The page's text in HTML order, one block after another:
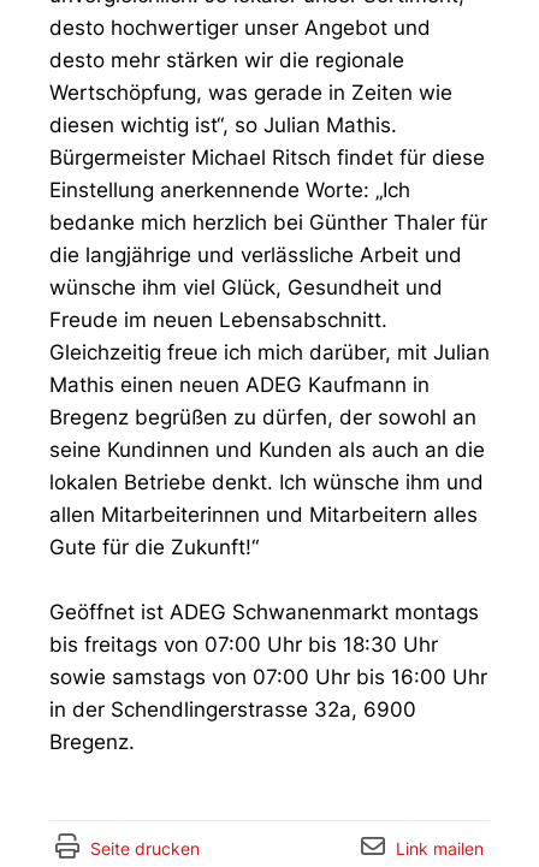
desto hochwertiger unser Angebot und
desto mehr stärken wir die regionale
Wertschöpfung, was gerade in Zeiten wie
diesen wichtig ist“, so Julian Mathis.
Bürgermeister Michael Ritsch findet für diese
Einstellung anerkennende Worte: „Ich
bedanke mich herzlich bei Günther Thaler für
die langjährige und verlässliche Arbeit und
wünsche ihm viel Glück, Gesundheit und
Freude im neuen Lebensabschnitt.
Gleichzeitig freue ich mich darüber, mit Julian
Mathis einen neuen ADEG Kaufmann in
Bregenz begrüßen zu dürfen, der sowohl an
seine Kundinnen und Kunden als auch an die
lokalen Betriebe denkt. Ich wünsche ihm und
allen Mitarbeiterinnen und Mitarbeitern alles
Gute für die Zukunft!“
Geöffnet ist ADEG Schwanenmarkt montags
bis freitags von 07:00 Uhr bis 18:30 Uhr
sowie samstags von 07:00 Uhr bis 16:00 Uhr
in der Schendlingerstrasse 32a, 6900
Bregenz.
Seite drucken Link mailen